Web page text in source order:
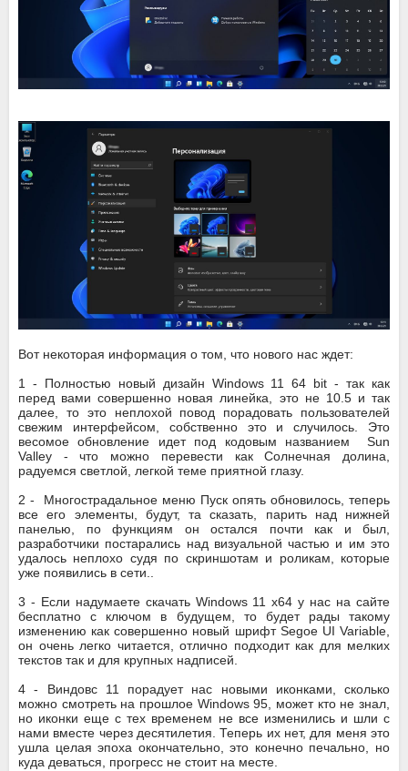
Вот некоторая информация о том, что нового нас ждет:
1 - Полностью новый дизайн Windows 11 64 bit - так как
перед вами совершенно новая линейка, это не 10.5 и так
далее, то это неплохой повод порадовать пользователей
свежим интерфейсом, собственно это и случилось. Это
весомое обновление идет под кодовым названием Sun
Valley - что можно перевести как Солнечная долина,
радуемся светлой, легкой теме приятной глазу.
2 - Многострадальное меню Пуск опять обновилось, теперь
все его элементы, будут, та сказать, парить над нижней
панелью, по функциям он остался почти как и был,
разработчики постарались над визуальной частью и им это
удалось неплохо судя по скриншотам и роликам, которые
уже появились в сети..
3 - Если надумаете скачать Windows 11 x64 у нас на сайте
бесплатно с ключом в будущем, то будет рады такому
изменению как совершенно новый шрифт Segoe UI Variable,
он очень легко читается, отлично подходит как для мелких
текстов так и для крупных надписей.
4 - Виндовс 11 порадует нас новыми иконками, сколько
можно смотреть на прошлое Windows 95, может кто не знал,
но иконки еще с тех временем не все изменились и шли с
нами вместе через десятилетия. Теперь их нет, для меня это
ушла целая эпоха окончательно, это конечно печально, но
куда деваться, прогресс не стоит на месте.